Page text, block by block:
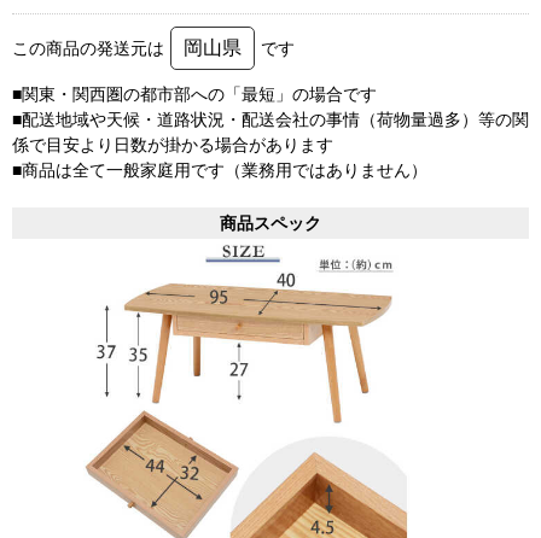
この商品の発送元は 岡山県 です
■関東・関西圏の都市部への「最短」の場合です
■配送地域や天候・道路状況・配送会社の事情（荷物量過多）等の関
係で目安より日数が掛かる場合があります
■商品は全て一般家庭用です（業務用ではありません）
商品スペック